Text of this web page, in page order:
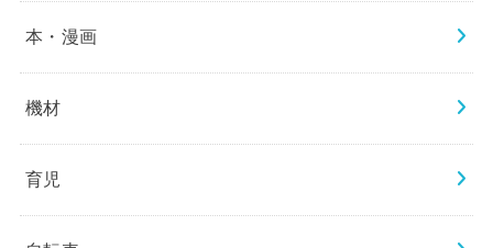
本・漫画
機材
育児